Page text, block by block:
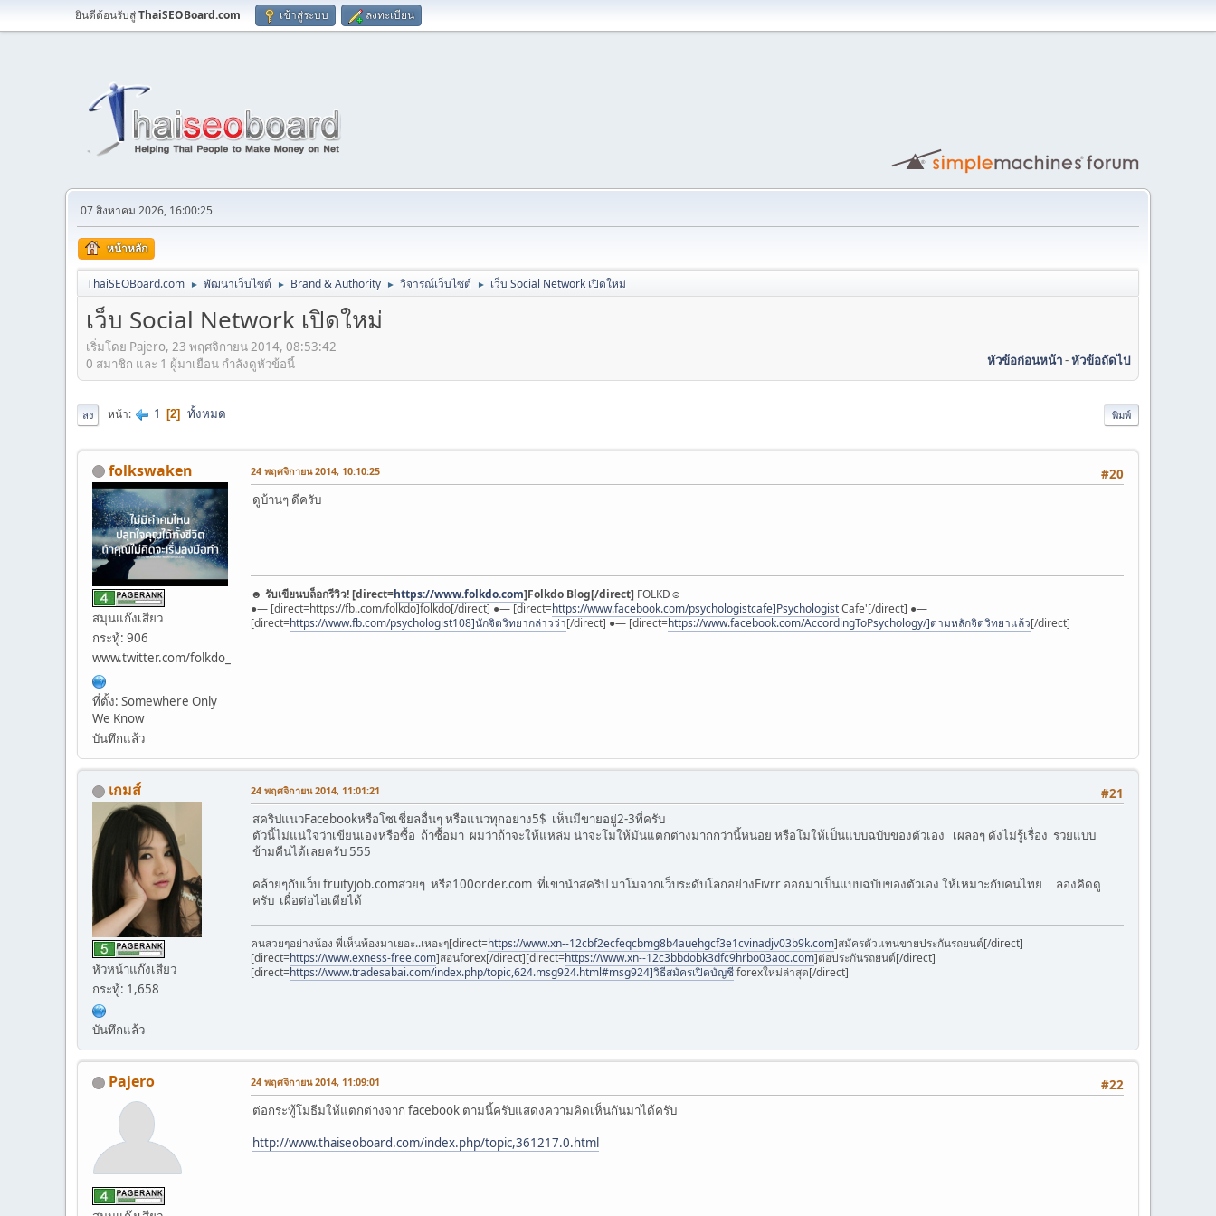
ยินดีต้อนรับสู่ThaiSEOBoard.com เข้าสู่ระบบ ลงทะเบียน
07 สิงหาคม 2026, 16:00:25
หน้าหลัก
ThaiSEOBoard.com ► พัฒนาเว็บไซต์ ► Brand & Authority ► วิจารณ์เว็บไซต์ ► เว็บ Social Network เปิดใหม่
เว็บ Social Network เปิดใหม่
เริ่มโดย Pajero, 23 พฤศจิกายน 2014, 08:53:42
หัวข้อก่อนหน้า-หัวข้อถัดไป
0 สมาชิก และ 1 ผู้มาเยือน กำลังดูหัวข้อนี้
พิมพ์
ลง หน้า 1 2 ทั้งหมด
folkswaken
สมุนแก๊งเสียว
กระทู้: 906
www.twitter.com/folkdo_
ที่ตั้ง: Somewhere Only
We Know
บันทึกแล้ว
#20
24 พฤศจิกายน 2014, 10:10:25
ดูบ้านๆ ดีครับ
☻ รับเขียนบล็อกรีวิว! [direct=https://www.folkdo.com]Folkdo Blog[/direct] FOLKD☺︎
●— [direct=https://fb..com/folkdo]folkdo[/direct] ●— [direct=https://www.facebook.com/psychologistcafe]PsychologistCafe'[/direct] ●—
[direct=https://www.fb.com/psychologist108]นักจิตวิทยากล่าวว่า[/direct] ●— [direct=https://www.facebook.com/AccordingToPsychology/]ตามหลักจิตวิทยาแล้ว[/direct]
เกมส์
หัวหน้าแก๊งเสียว
กระทู้: 1,658
บันทึกแล้ว
#21
24 พฤศจิกายน 2014, 11:01:21
สคริปแนวFacebookหรือโซเชี่ยลอื่นๆ หรือแนวทุกอย่าง5$ เห็นมีขายอยู่2-3ที่ครับ
ตัวนี้ไม่แน่ใจว่าเขียนเองหรือซื้อ ถ้าซื้อมา ผมว่าถ้าจะให้แหล่ม น่าจะโมให้มันแตกต่างมากกว่านี้หน่อย หรือโมให้เป็นแบบฉบับของตัวเอง เผลอๆ ดังไม่รู้เรื่อง รวยแบบ
ข้ามคืนได้เลยครับ 555
คล้ายๆกับเว็บ fruityjob.comสวยๆ หรือ100order.com ที่เขานำสคริป มาโมจากเว็บระดับโลกอย่างFivrr ออกมาเป็นแบบฉบับของตัวเอง ให้เหมาะกับคนไทย ลองคิดดู
ครับ เผื่อต่อไอเดียได้
คนสวยๆอย่างน้อง พี่เห็นท้องมาเยอะ..เหอะๆ[direct=https://www.xn--12cbf2ecfeqcbmg8b4auehgcf3e1cvinadjv03b9k.com]สมัครตัวแทนขายประกันรถยนต์[/direct]
[direct=https://www.exness-free.com]สอนforex[/direct][direct=https://www.xn--12c3bbdobk3dfc9hrbo03aoc.com]ต่อประกันรถยนต์[/direct]
[direct=https://www.tradesabai.com/index.php/topic,624.msg924.html#msg924]วิธีสมัครเปิดบัญชีforexใหม่ล่าสุด[/direct]
Pajero #22
24 พฤศจิกายน 2014, 11:09:01
ต่อกระทู้โมธีมให้แตกต่างจาก facebook ตามนี้ครับแสดงความคิดเห็นกันมาได้ครับ
http://www.thaiseoboard.com/index.php/topic,361217.0.html